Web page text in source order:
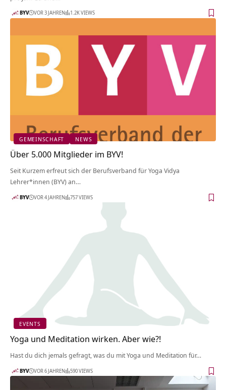
BYV VOR 3 JAHREN 1.2K VIEWS
GEMEINSCHAFT NEWS
Über 5.000 Mitglieder im BYV!
Seit Kurzem erfreut sich der Berufsverband für Yoga Vidya
Lehrer*innen (BYV) an…
BYV VOR 4 JAHREN 757 VIEWS
EVENTS
Yoga und Meditation wirken. Aber wie?!
Hast du dich jemals gefragt, was du mit Yoga und Meditation für…
BYV VOR 6 JAHREN 590 VIEWS